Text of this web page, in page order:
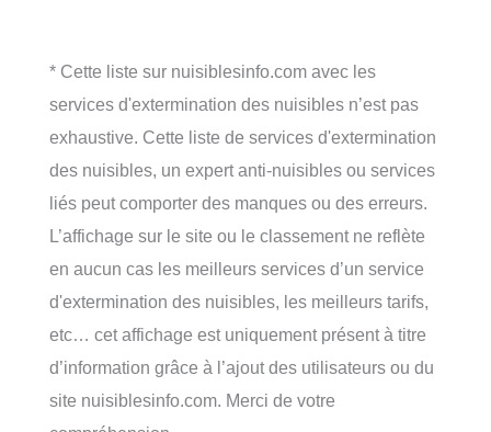
* Cette liste sur nuisiblesinfo.com avec les
services d'extermination des nuisibles n’est pas
exhaustive. Cette liste de services d'extermination
des nuisibles, un expert anti-nuisibles ou services
liés peut comporter des manques ou des erreurs.
L’affichage sur le site ou le classement ne reflète
en aucun cas les meilleurs services d’un service
d'extermination des nuisibles, les meilleurs tarifs,
etc… cet affichage est uniquement présent à titre
d’information grâce à l’ajout des utilisateurs ou du
site nuisiblesinfo.com. Merci de votre